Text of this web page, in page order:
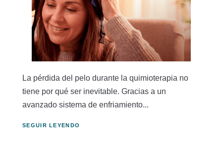
La pérdida del pelo durante la quimioterapia no
tiene por qué ser inevitable. Gracias a un
avanzado sistema de enfriamiento...
SEGUIR LEYENDO